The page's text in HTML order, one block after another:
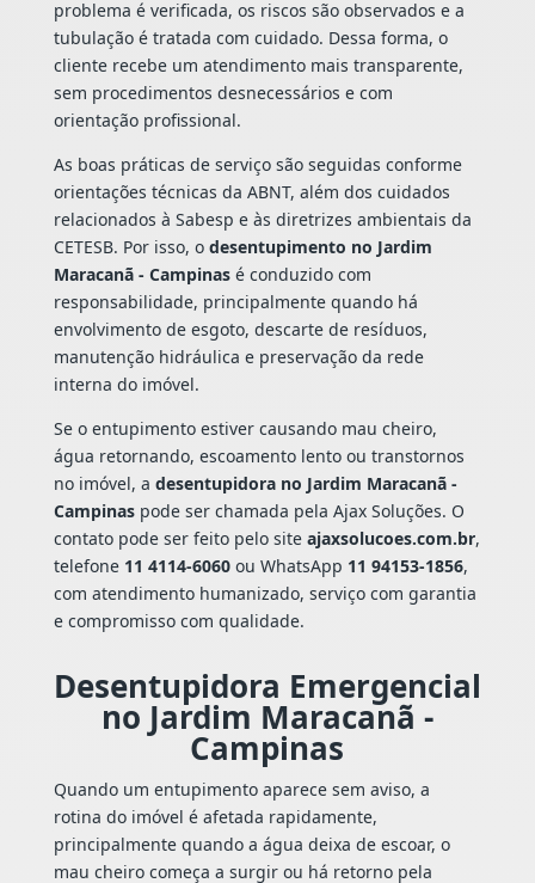
problema é verificada, os riscos são observados e a
tubulação é tratada com cuidado. Dessa forma, o
cliente recebe um atendimento mais transparente,
sem procedimentos desnecessários e com
orientação profissional.
As boas práticas de serviço são seguidas conforme
orientações técnicas da ABNT, além dos cuidados
relacionados à Sabesp e às diretrizes ambientais da
CETESB. Por isso, o desentupimento no Jardim
Maracanã - Campinasé conduzido com
responsabilidade, principalmente quando há
envolvimento de esgoto, descarte de resíduos,
manutenção hidráulica e preservação da rede
interna do imóvel.
Se o entupimento estiver causando mau cheiro,
água retornando, escoamento lento ou transtornos
no imóvel, a desentupidora no Jardim Maracanã -
Campinaspode ser chamada pela Ajax Soluções. O
contato pode ser feito pelo site ajaxsolucoes.com.br,
telefone 11 4114-6060ou WhatsApp 11 94153-1856,
com atendimento humanizado, serviço com garantia
e compromisso com qualidade.
Desentupidora Emergencial
no Jardim Maracanã -
Campinas
Quando um entupimento aparece sem aviso, a
rotina do imóvel é afetada rapidamente,
principalmente quando a água deixa de escoar, o
mau cheiro começa a surgir ou há retorno pela